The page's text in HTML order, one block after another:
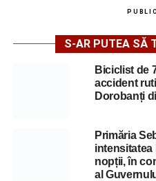
S-AR PUTEA SĂ
Biciclist de
accident
Dorobanți
Primăria
intensitatea
nopții, în
al